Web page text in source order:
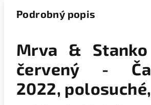
Podrobný popis
Mrva & Stanko
červený -
2022,